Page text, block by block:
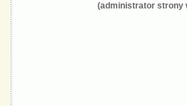
(administrator strony